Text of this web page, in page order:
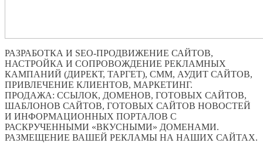
РАЗРАБОТКА И SEO-ПРОДВИЖЕНИЕ САЙТОВ,
НАСТРОЙКА И СОПРОВОЖДЕНИЕ РЕКЛАМНЫХ
КАМПАНИЙ (ДИРЕКТ, ТАРГЕТ), СММ, АУДИТ САЙТОВ,
ПРИВЛЕЧЕНИЕ КЛИЕНТОВ, МАРКЕТИНГ.
ПРОДАЖА: ССЫЛОК, ДОМЕНОВ, ГОТОВЫХ САЙТОВ,
ШАБЛОНОВ САЙТОВ, ГОТОВЫХ САЙТОВ НОВОСТЕЙ
И ИНФОРМАЦИОННЫХ ПОРТАЛОВ С
РАСКРУЧЕННЫМИ «ВКУСНЫМИ» ДОМЕНАМИ.
РАЗМЕЩЕНИЕ ВАШЕЙ РЕКЛАМЫ НА НАШИХ САЙТАХ.